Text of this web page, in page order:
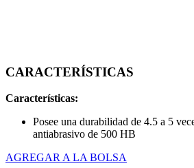
CARACTERÍSTICAS
Características:
Posee una durabilidad de 4.5 a 5
antiabrasivo de 500 HB
AGREGAR A LA BOLSA